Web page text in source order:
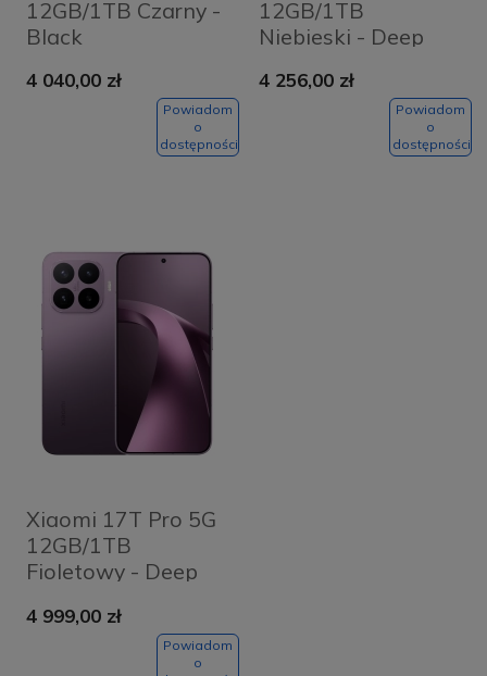
12GB/1TB Czarny -
Black
4 040,00 zł
Powiadom
o
dostępności
12GB/1TB
Niebieski - Deep
4 256,00 zł
Powiadom
o
dostępności
Xiaomi 17T Pro 5G
12GB/1TB
Fioletowy - Deep
4 999,00 zł
Powiadom
o